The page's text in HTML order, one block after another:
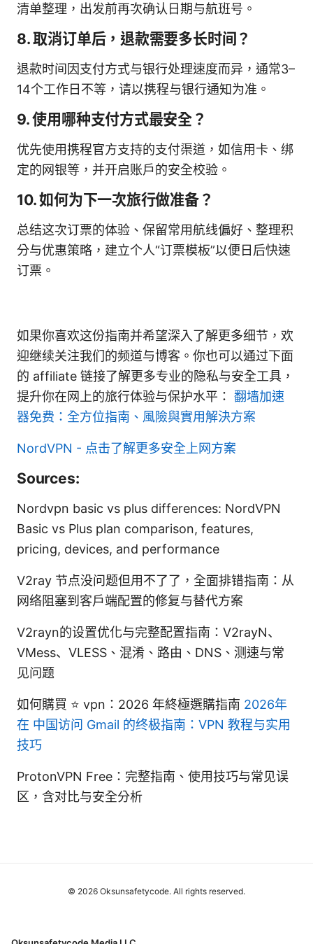
清单整理，出发前再次确认日期与航班号。
8. 取消订单后，退款需要多长时间？
退款时间因支付方式与银行处理速度而异，通常3–
14个工作日不等，请以携程与银行通知为准。
9. 使用哪种支付方式最安全？
优先使用携程官方支持的支付渠道，如信用卡、绑
定的网银等，并开启账户的安全校验。
10. 如何为下一次旅行做准备？
总结这次订票的体验、保留常用航线偏好、整理积
分与优惠策略，建立个人“订票模板”以便日后快速
订票。
如果你喜欢这份指南并希望深入了解更多细节，欢
迎继续关注我们的频道与博客。你也可以通过下面
的 affiliate 链接了解更多专业的隐私与安全工具，
提升你在网上的旅行体验与保护水平： 翻墙加速
器免费：全方位指南、風險與實用解決方案
NordVPN - 点击了解更多安全上网方案
Sources:
Nordvpn basic vs plus differences: NordVPN
Basic vs Plus plan comparison, features,
pricing, devices, and performance
V2ray 节点没问题但用不了了，全面排错指南：从
网络阻塞到客户端配置的修复与替代方案
V2rayn的设置优化与完整配置指南：V2rayN、
VMess、VLESS、混淆、路由、DNS、测速与常
见问题
如何購買 ⭐ vpn：2026 年終極選購指南 2026年
在 中国访问 Gmail 的终极指南：VPN 教程与实用
技巧
ProtonVPN Free：完整指南、使用技巧与常见误
区，含对比与安全分析
© 2026 Oksunsafetycode. All rights reserved.